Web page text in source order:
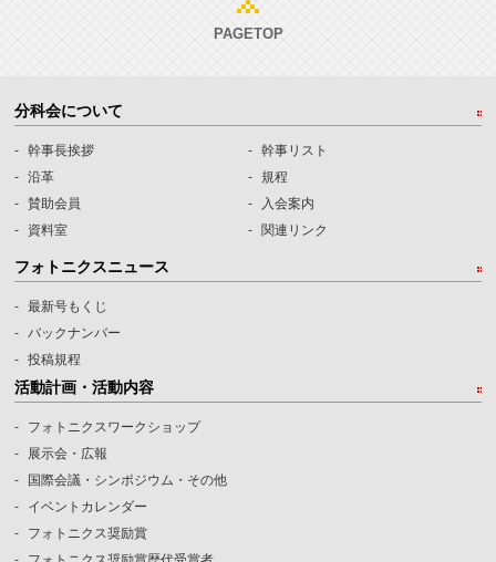
PAGETOP
分科会について
幹事長挨拶
幹事リスト
沿革
規程
賛助会員
入会案内
資料室
関連リンク
フォトニクスニュース
最新号もくじ
バックナンバー
投稿規程
活動計画・活動内容
フォトニクスワークショップ
展示会・広報
国際会議・シンポジウム・その他
イベントカレンダー
フォトニクス奨励賞